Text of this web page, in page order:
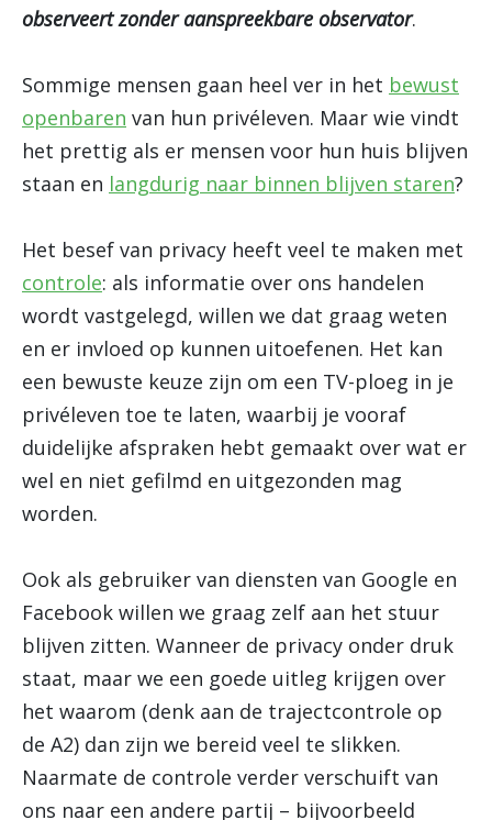
observeert zonder aanspreekbare observator.
Sommige mensen gaan heel ver in het bewust
openbaren van hun privéleven. Maar wie vindt
het prettig als er mensen voor hun huis blijven
staan en langdurig naar binnen blijven staren?
Het besef van privacy heeft veel te maken met
controle: als informatie over ons handelen
wordt vastgelegd, willen we dat graag weten
en er invloed op kunnen uitoefenen. Het kan
een bewuste keuze zijn om een TV-ploeg in je
privéleven toe te laten, waarbij je vooraf
duidelijke afspraken hebt gemaakt over wat er
wel en niet gefilmd en uitgezonden mag
worden.
Ook als gebruiker van diensten van Google en
Facebook willen we graag zelf aan het stuur
blijven zitten. Wanneer de privacy onder druk
staat, maar we een goede uitleg krijgen over
het waarom (denk aan de trajectcontrole op
de A2) dan zijn we bereid veel te slikken.
Naarmate de controle verder verschuift van
ons naar een andere partij – bijvoorbeeld